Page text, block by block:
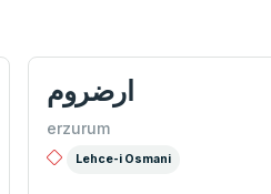
ارضروم
erzurum
Lehce-i Osmani